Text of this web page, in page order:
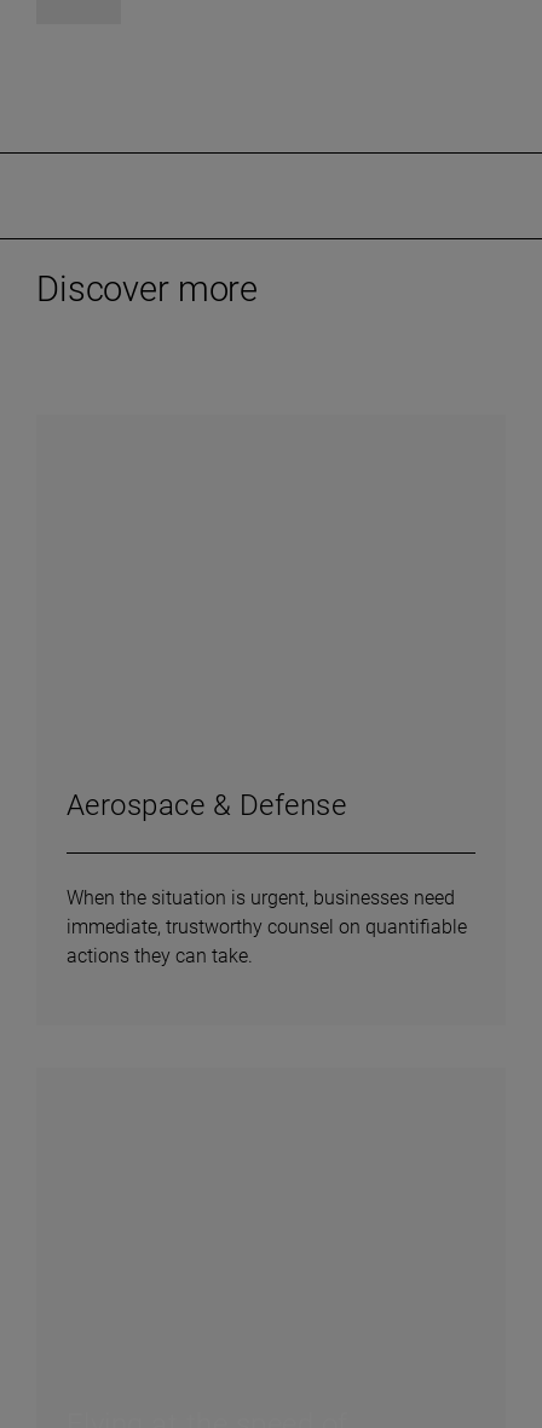
Discover more
Aerospace & Defense
When the situation is urgent, businesses need
immediate, trustworthy counsel on quantifiable
actions they can take.